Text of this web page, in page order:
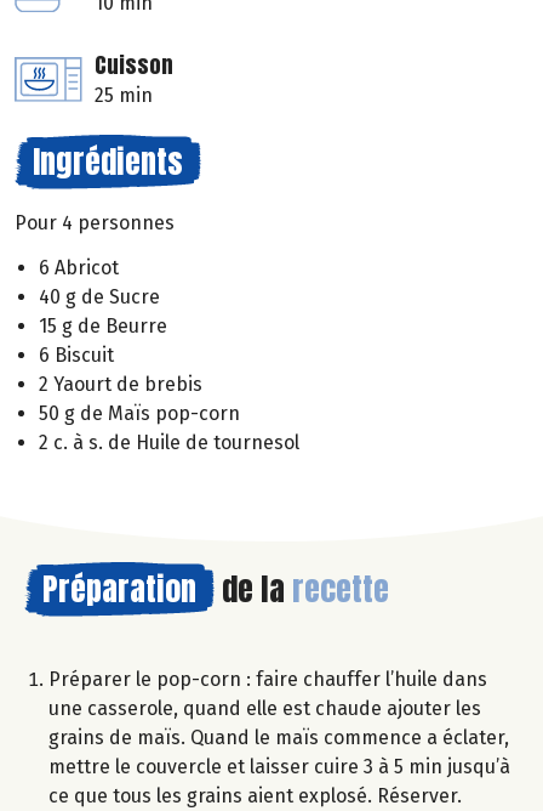
Cuisson
25 min
Ingrédients
Pour 4 personnes
6 Abricot
40 g de Sucre
15 g de Beurre
6 Biscuit
2 Yaourt de brebis
50 g de Maïs pop-corn
2 c. à s. de Huile de tournesol
Préparation de la recette
Préparer le pop-corn : faire chauffer l’huile dans
une casserole, quand elle est chaude ajouter les
grains de maïs. Quand le maïs commence a éclater,
mettre le couvercle et laisser cuire 3 à 5 min jusqu’à
ce que tous les grains aient explosé. Réserver.